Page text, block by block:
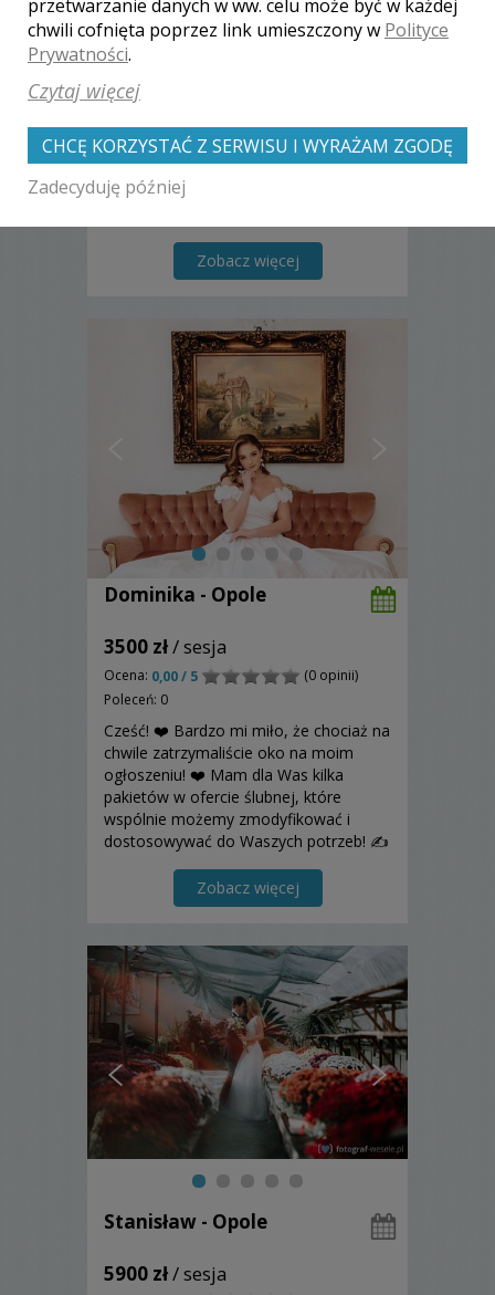
2000 zł/ sesja
Ocena:
Każdy reportaż ślubny to dla mnie
Wielkie wyzwanie, a zarazem ogromna
przyjemność. Dlatego podczas realizacji
zdjęć daję z siebie wszystko, abyście
dożywając razem szczęśliwej starości z
fotografiach. Zapraszam do
współpracy;] Robert Stręg
Zobacz więcej
Dominika - Opole
3500 zł/ sesja
Ocena: 0,00 / 5
(0 opinii)
Poleceń: 0
Cześć! ❤️ Bardzo mi miło, że chociaż na
chwile zatrzymaliście oko na moim
ogłoszeniu! ❤️ Mam dla Was kilka
pakietów w ofercie ślubnej, które
wspólnie możemy zmodyfikować i
dostosowywać do Waszych potrzeb! ✍️
narzeczeńską w gratisie, abyśmy mogli
lepiej się poznać i
Zobacz więcej
Stanisław - Opole
5900 zł/ sesja
przetwarzanie danych w ww. celu może być w każdej
chwili cofnięta poprzez link umieszczony w Polityce
Prywatności.
Czytaj więcej
CHCĘ KORZYSTAĆ Z SERWISU I WYRAŻAM ZGODĘ
Zadecyduję później